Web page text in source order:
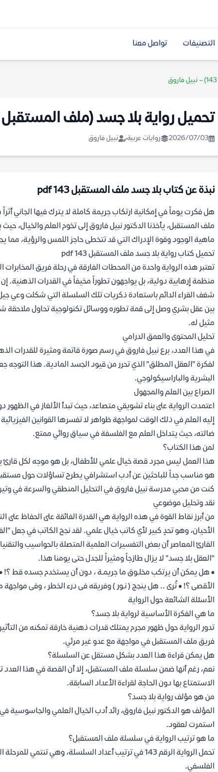
التصنيفات تواصل معنا
تحميل رواية بلا جسد (ملف المستقبل 143) – نبيل فاروق
2026/07/03 روايات عربية نبيل فاروق
نبذة عن كتاب بلا جسد ملف المستقبل 143 pdf
ملف المستقبل، يأخذنا الدكتور نبيل فاروق إلى تخوم العلم والخيال،
ماهية الوجود وقوة الإدراك التي قد تتخطى حاجز اللمس والرؤية، مما
تحميل كتاب رواية بلا جسد ملف المستقبل 143 pdf
تعتبر هذه الرواية واحدة من المحطات الفارقة في رحلة فريق
منظمة إرهابية دولية، بل يواجهون تطوراً مخيفاً في القدرات الذهنية.
شغف القراء الدائم باستعادة ذكريات تلك السلسلة التي شكلت وعي
بين عقل بشري وصل إلى قمة تطوره ووسائل تكنولوجية تحاول ملاحقة
مثيل له.
تحليل المحتوى والعمق الدرامي
في هذا العدد، برع نبيل فاروق في رسم صورة قاتمة ومثيرة للقدرات
لفكرة "العقل المطلق" الذي تحرر من قيود الجسد المادية. هذا التوجه
البشرية والباراسيكولوجي.
الصراع بين العلم والمجهول
اعتمدت الرواية على بناء تشويقي متصاعد، حيث تبدأ الألغاز في
إليه العلم في ذلك الوقت لمواجهة ظواهر لا تفسرها القوانين
ضالته، حيث يتداخل العلم مع الفلسفة في سياق روائي ممتع.
لمن هذا الكتاب؟
هذا العمل ليس مجرد قصة خيال علمي للأطفال، بل هو موجه لكل قارئ
هو مناسب جداً للباحثين عن أدب استشرافي يطرح تساؤلات حول مستقبل
كنت من محبي مدرسة نبيل فاروق في التحليل المنطقي والسرعة في
نقد وتحليل موضوعي
من أبرز نقاط القوة في هذه الرواية هي القدرة الفائقة على الحفاظ على
الأحيان، وهو تحدٍ كبير لأي كاتب خيال علمي. لقد نجح الكاتب في جعل
القارئ المعاصر أن بعض التفسيرات العلمية المتصلة بالحواسيب
"العقل بلا جسد" لا يزال طازجاً ومثيراً للجدل حتى يومنا هذا.
• هل يمكن أن يرتكب مخلـوق ما جريمـة ، دون أن يستخدم جسده قط ؟! •
الأقصى ؟! • تُرى .. هل ينجج ( نـور ) وفريقه فى درء الخطر ، وفى
الأسئلة الشائعة حول الرواية
ما هي الفكرة الأساسية لرواية بلا جسد؟
تدور الرواية حول ظهور مجرم يمتلك قدرات ذهنية خارقة تمكنه من
فريق ملف المستقبل في مواجهة مع عدو غير مرئي.
هل يمكن قراءة هذا العدد بشكل مستقل عن السلسلة؟
نعم، رغم أنها ضمن سلسلة ملف المستقبل، إلا أن القصة في هذا العدد
الاستمتاع بها دون الحاجة لقراءة الأعداد السابقة.
من هو مؤلف رواية بلا جسد؟
المؤلف هو الدكتور نبيل فاروق، رائد أدب الخيال العلمي
استمرت لعقود.
ما هو ترتيب الرواية في سلسلة ملف المستقبل؟
تحمل الرواية الرقم 143 في ترتيب أعداد السلسلة، وهي
الفلسفي.